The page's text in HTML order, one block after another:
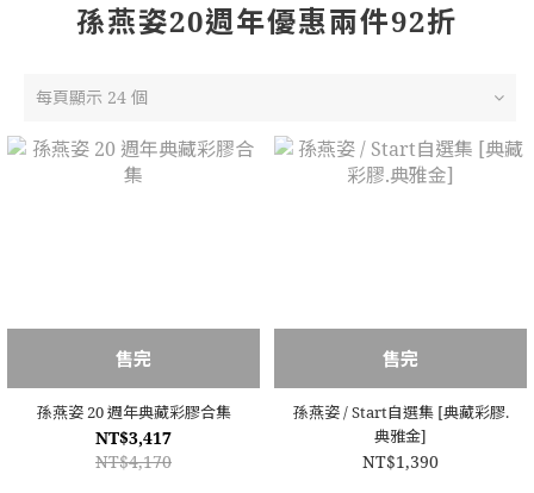
孫燕姿20週年優惠兩件92折
每頁顯示 24 個
售完
孫燕姿 20 週年典藏彩膠合集
NT$3,417
NT$4,170
售完
孫燕姿 / Start自選集 [典藏彩膠.
典雅金]
NT$1,390